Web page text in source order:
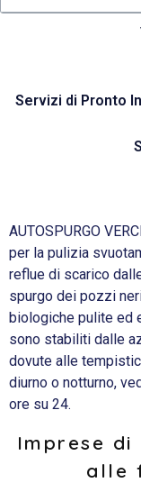
Servizi di Pronto
AUTOSPURGO
per la pulizia
reflue di scarico
spurgo dei pozzi
biologiche pulite ed
sono stabiliti dalle
dovute alle
diurno o notturno,
ore su 24.
Imprese di
alle